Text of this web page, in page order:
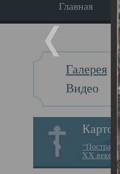
Главная
Галерея
Видео
XX веке